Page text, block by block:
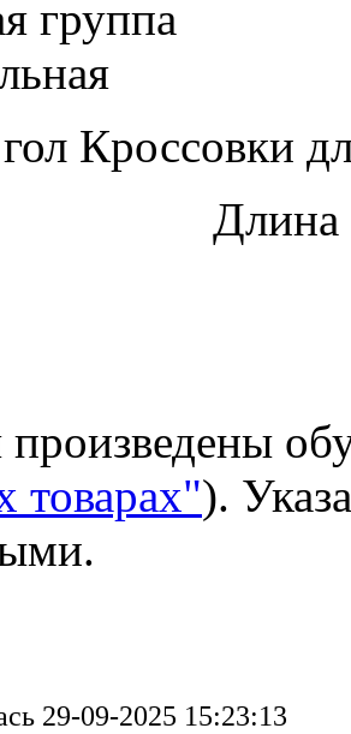
группа
Кроссовки
в
).
29-09-2025 15:23:13